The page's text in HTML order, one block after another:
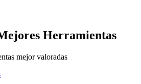
Herramientas
mejor valoradas